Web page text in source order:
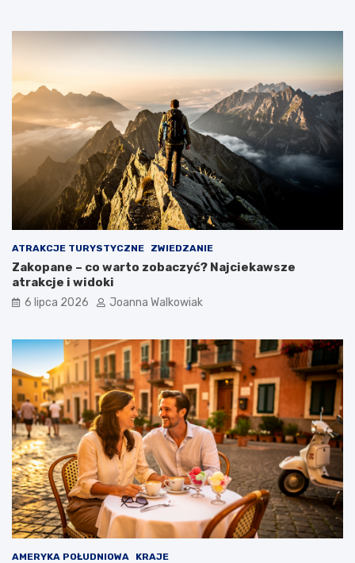
ATRAKCJE TURYSTYCZNE ZWIEDZANIE
Zakopane – co warto zobaczyć? Najciekawsze
atrakcje i widoki
6 lipca 2026 Joanna Walkowiak
AMERYKA POŁUDNIOWA KRAJE